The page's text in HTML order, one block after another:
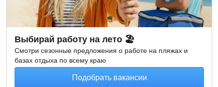
Выбирай работу на лето 🏖
Смотри сезонные предложения о работе на пляжах и
базах отдыха по всему краю
Подобрать вакансии